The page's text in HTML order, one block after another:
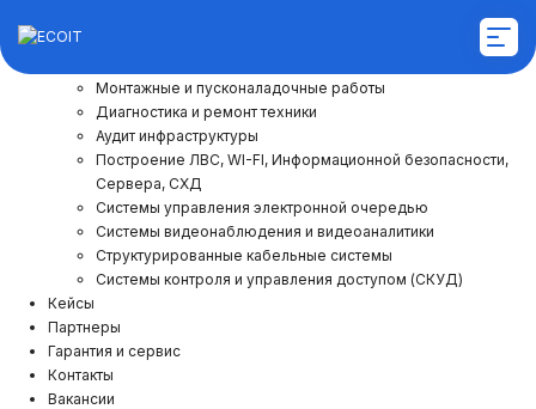
Монтажные и пусконаладочные работы
Диагностика и ремонт техники
Аудит инфраструктуры
Построение ЛВС, WI-FI, Информационной безопасности,
Сервера, СХД
Системы управления электронной очередью
Системы видеонаблюдения и видеоаналитики
Структурированные кабельные системы
Системы контроля и управления доступом (СКУД)
Кейсы
Партнеры
Гарантия и сервис
Контакты
Вакансии